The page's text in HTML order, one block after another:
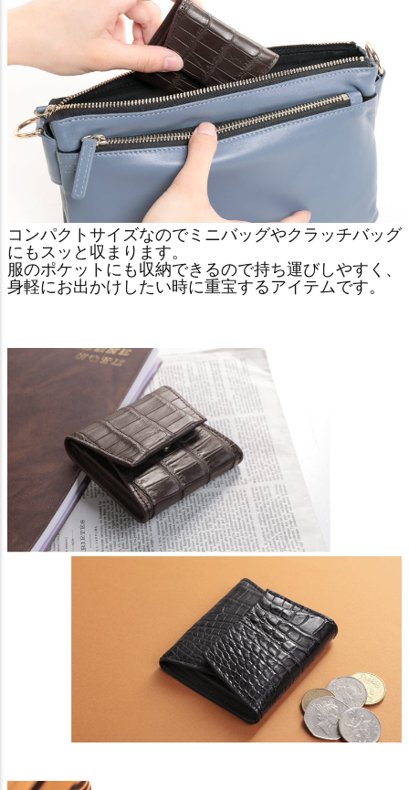
コンパクトサイズなのでミニバッグやクラッチバッグ
にもスッと収まります。
服のポケットにも収納できるので持ち運びしやすく、
身軽にお出かけしたい時に重宝するアイテムです。